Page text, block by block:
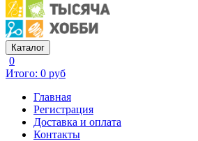
Каталог
0
Итого: 0 руб
Главная
Регистрация
Доставка и оплата
Контакты